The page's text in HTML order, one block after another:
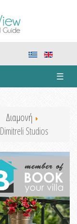
☰
Διαμονή
Dimitreli Studios